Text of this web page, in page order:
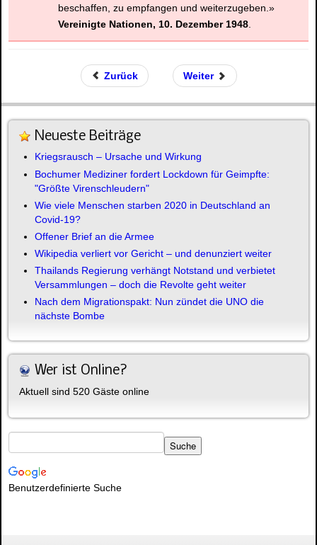
beschaffen, zu empfangen und weiterzugeben.»
Vereinigte Nationen, 10. Dezember 1948
Zurück Weiter
Neueste Beiträge
Kriegsrausch – Ursache und Wirkung
Bochumer Mediziner fordert Lockdown für Geimpfte:
"Größte Virenschleudern"
Wie viele Menschen starben 2020 in Deutschland an
Covid-19?
Offener Brief an die Armee
Wikipedia verliert vor Gericht – und denunziert weiter
Thailands Regierung verhängt Notstand und verbietet
Versammlungen – doch die Revolte geht weiter
Nach dem Migrationspakt: Nun zündet die UNO die
nächste Bombe
Wer ist Online?
Aktuell sind 520 Gäste online
Benutzerdefinierte Suche